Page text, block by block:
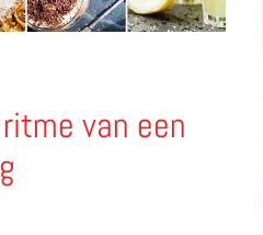
van een